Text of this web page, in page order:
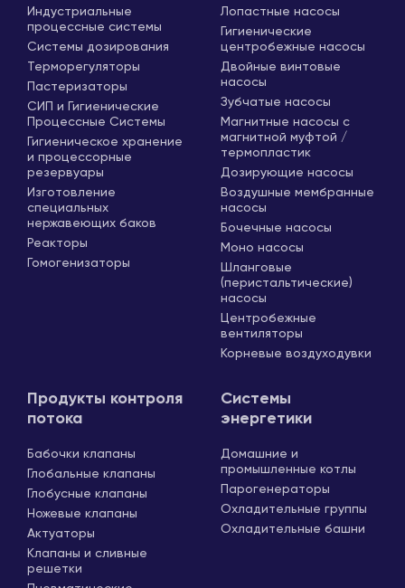
Индустриальные
процессные системы
Системы дозирования
Терморегуляторы
Пастеризаторы
СИП и Гигиенические
Процессные Системы
Гигиеническое хранение
и процессорные
резервуары
Изготовление
специальных
нержавеющих баков
Реакторы
Гомогенизаторы
Лопастные насосы
Гигиенические
центробежные насосы
Двойные винтовые
насосы
Зубчатые насосы
Магнитные насосы с
магнитной муфтой /
термопластик
Дозирующие насосы
Воздушные мембранные
насосы
Бочечные насосы
Моно насосы
Шланговые
(перистальтические)
насосы
Центробежные
вентиляторы
Корневые воздуходувки
Продукты контроля
потока
Бабочки клапаны
Глобальные клапаны
Глобусные клапаны
Ножевые клапаны
Актуаторы
Клапаны и сливные
решетки
Системы
энергетики
Домашние и
промышленные котлы
Парогенераторы
Охладительные группы
Охладительные башни